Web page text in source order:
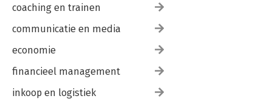
coaching en trainen
communicatie en media
economie
financieel management
inkoop en logistiek